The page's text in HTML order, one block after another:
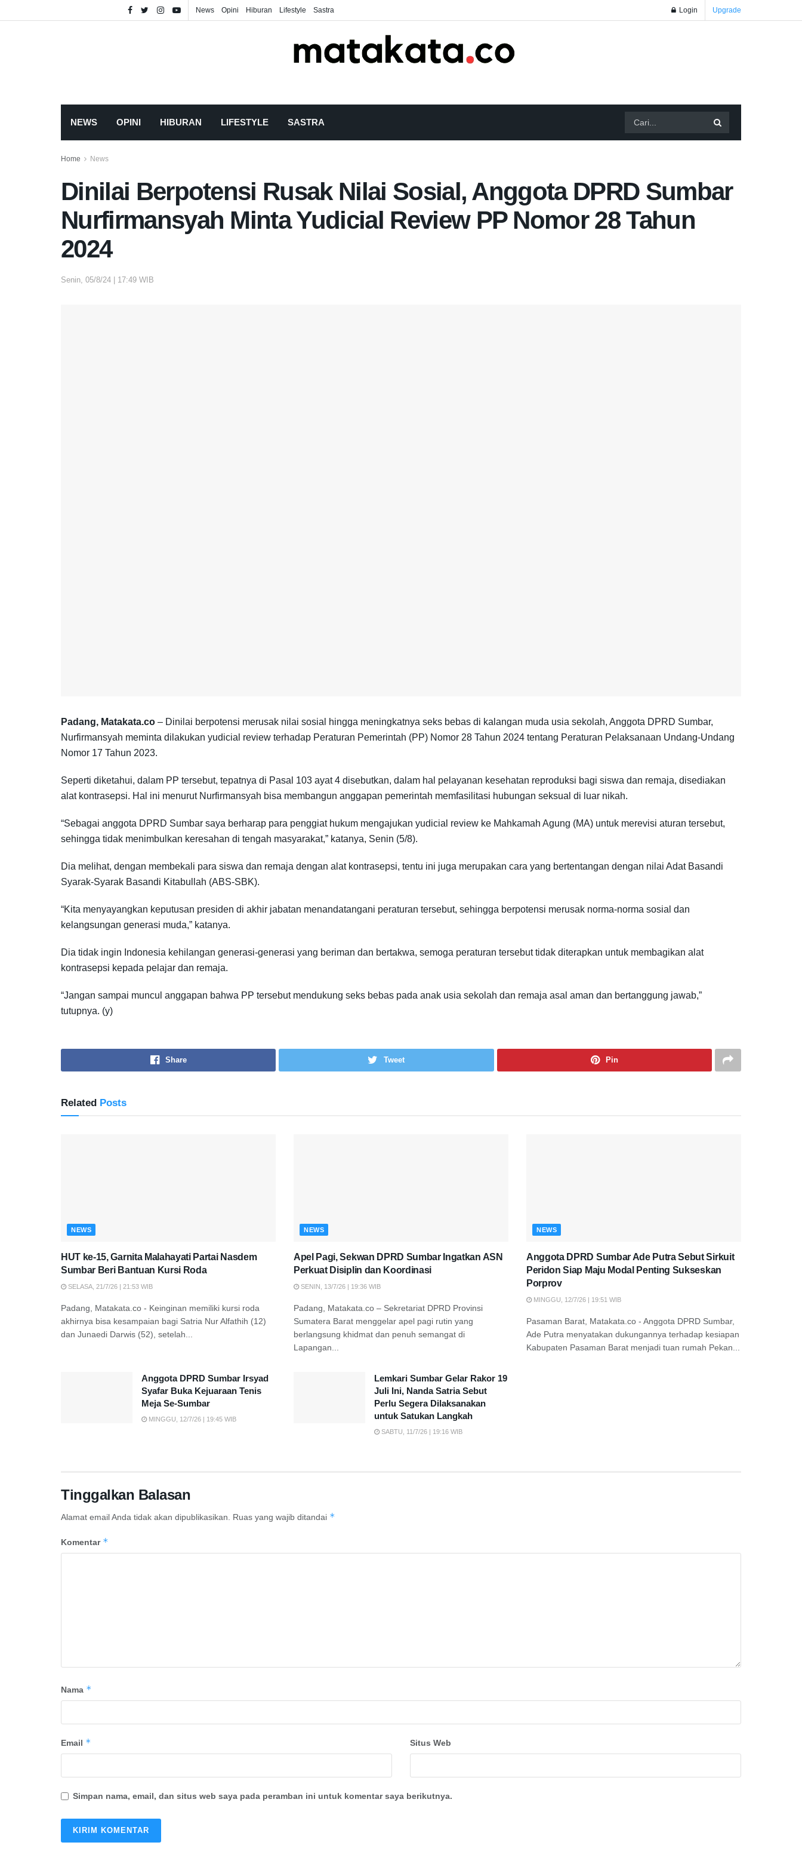
News Opini Hiburan Lifestyle Sastra Login Upgrade
NEWS OPINI HIBURAN LIFESTYLE SASTRA
Home News
Dinilai Berpotensi Rusak Nilai Sosial, Anggota DPRD Sumbar
Nurfirmansyah Minta Yudicial Review PP Nomor 28 Tahun
2024
Senin, 05/8/24 | 17:49 WIB
Padang, Matakata.co – Dinilai berpotensi merusak nilai sosial hingga meningkatnya seks bebas di kalangan muda usia sekolah, Anggota DPRD Sumbar,
Nurfirmansyah meminta dilakukan yudicial review terhadap Peraturan Pemerintah (PP) Nomor 28 Tahun 2024 tentang Peraturan Pelaksanaan Undang-Undang
Nomor 17 Tahun 2023.
Seperti diketahui, dalam PP tersebut, tepatnya di Pasal 103 ayat 4 disebutkan, dalam hal pelayanan kesehatan reproduksi bagi siswa dan remaja, disediakan
alat kontrasepsi. Hal ini menurut Nurfirmansyah bisa membangun anggapan pemerintah memfasilitasi hubungan seksual di luar nikah.
“Sebagai anggota DPRD Sumbar saya berharap para penggiat hukum mengajukan yudicial review ke Mahkamah Agung (MA) untuk merevisi aturan tersebut,
sehingga tidak menimbulkan keresahan di tengah masyarakat,” katanya, Senin (5/8).
Dia melihat, dengan membekali para siswa dan remaja dengan alat kontrasepsi, tentu ini juga merupakan cara yang bertentangan dengan nilai Adat Basandi
Syarak-Syarak Basandi Kitabullah (ABS-SBK).
“Kita menyayangkan keputusan presiden di akhir jabatan menandatangani peraturan tersebut, sehingga berpotensi merusak norma-norma sosial dan
kelangsungan generasi muda,” katanya.
Dia tidak ingin Indonesia kehilangan generasi-generasi yang beriman dan bertakwa, semoga peraturan tersebut tidak diterapkan untuk membagikan alat
kontrasepsi kepada pelajar dan remaja.
“Jangan sampai muncul anggapan bahwa PP tersebut mendukung seks bebas pada anak usia sekolah dan remaja asal aman dan bertanggung jawab,”
tutupnya. (y)
Share Tweet Pin
Related Posts
NEWS
HUT ke-15, Garnita Malahayati Partai Nasdem
Sumbar Beri Bantuan Kursi Roda
SELASA, 21/7/26 | 21:53 WIB
Padang, Matakata.co - Keinginan memiliki kursi roda
akhirnya bisa kesampaian bagi Satria Nur Alfathih (12)
dan Junaedi Darwis (52), setelah...
NEWS
Apel Pagi, Sekwan DPRD Sumbar Ingatkan ASN
Perkuat Disiplin dan Koordinasi
SENIN, 13/7/26 | 19:36 WIB
Padang, Matakata.co – Sekretariat DPRD Provinsi
Sumatera Barat menggelar apel pagi rutin yang
berlangsung khidmat dan penuh semangat di
Lapangan...
NEWS
Anggota DPRD Sumbar Ade Putra Sebut Sirkuit
Peridon Siap Maju Modal Penting Sukseskan
Porprov
MINGGU, 12/7/26 | 19:51 WIB
Pasaman Barat, Matakata.co - Anggota DPRD Sumbar,
Ade Putra menyatakan dukungannya terhadap kesiapan
Kabupaten Pasaman Barat menjadi tuan rumah Pekan...
Anggota DPRD Sumbar Irsyad
Syafar Buka Kejuaraan Tenis
Meja Se-Sumbar
MINGGU, 12/7/26 | 19:45 WIB
Lemkari Sumbar Gelar Rakor 19
Juli Ini, Nanda Satria Sebut
Perlu Segera Dilaksanakan
untuk Satukan Langkah
SABTU, 11/7/26 | 19:16 WIB
Tinggalkan Balasan
Alamat email Anda tidak akan dipublikasikan. Ruas yang wajib ditandai *
Komentar *
Nama *
Email * Situs Web
Simpan nama, email, dan situs web saya pada peramban ini untuk komentar saya berikutnya.